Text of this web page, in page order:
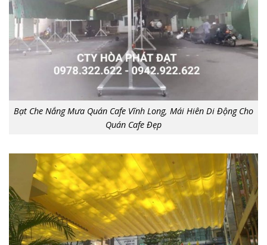
Bạt Che Nắng Mưa Quán Cafe Vĩnh Long, Mái Hiên Di Động Cho
Quán Cafe Đẹp